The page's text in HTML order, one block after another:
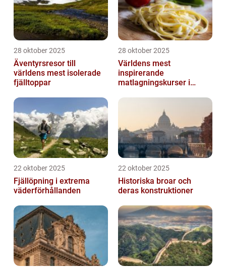
28 oktober 2025
Äventyrsresor till
världens mest isolerade
fjälltoppar
28 oktober 2025
Världens mest
inspirerande
matlagningskurser i
22 oktober 2025
Fjällöpning i extrema
väderförhållanden
22 oktober 2025
Historiska broar och
deras konstruktioner